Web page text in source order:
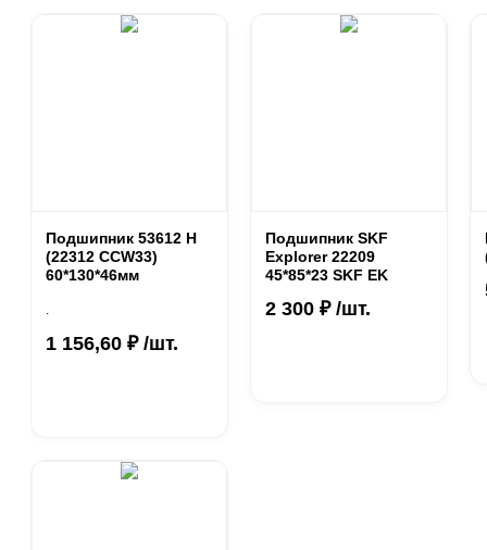
Подшипник 53612 Н
(22312 CCW33)
60*130*46мм
.
1 156,60 ₽ /шт.
Подшипник SKF
Explorer 22209
45*85*23 SKF EK
2 300 ₽ /шт.